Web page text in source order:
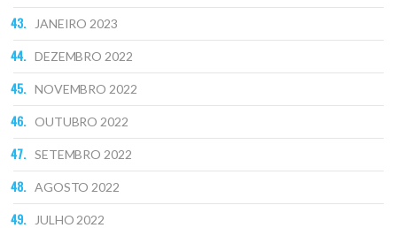
JANEIRO 2023
DEZEMBRO 2022
NOVEMBRO 2022
OUTUBRO 2022
SETEMBRO 2022
AGOSTO 2022
JULHO 2022